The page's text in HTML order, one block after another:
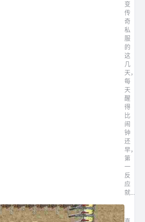
变
传
奇
私
服
的
这
几
天，
每
天
醒
得
比
闹
钟
还
早，
第
一
反
应
就...